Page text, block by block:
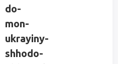
do-
mon-
ukrayiny-
shhodo-